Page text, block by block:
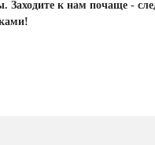
Заходите к нам почаще -